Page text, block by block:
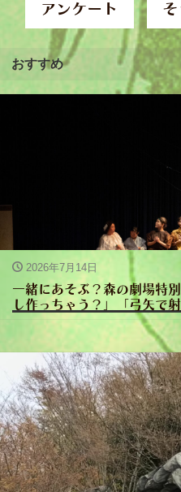
アンケート そ
おすすめ
2026年7月14日
一緒にあそぶ？森の劇場特
し作っちゃう？」「弓矢で